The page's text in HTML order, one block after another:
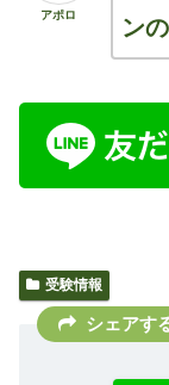
アポロ
ン
受験情報
シェアす